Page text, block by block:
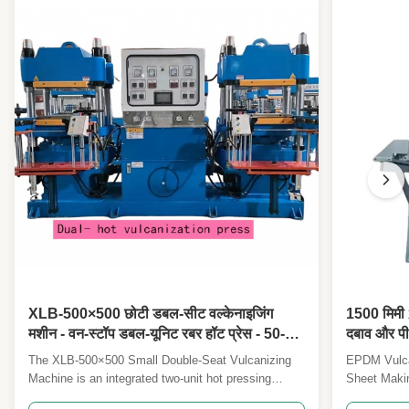
XLB-500×500 छोटी डबल-सीट वल्केनाइजिंग
मशीन - वन-स्टॉप डबल-यूनिट रबर हॉट प्रेस - 50-
टन/80-टन ट्विन-शाफ्ट फ्लैटबेड प्रेस
The XLB-500×500 Small Double-Seat Vulcanizing
Machine is an integrated two-unit hot pressing
1500
दबाव और
ईपीडीएम
EPDM
Sheet